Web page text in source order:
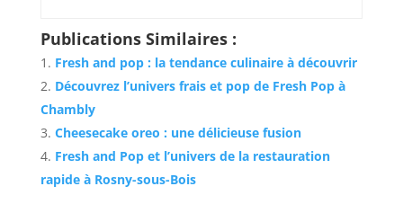
Publications Similaires :
Fresh and pop : la tendance culinaire à découvrir
Découvrez l’univers frais et pop de Fresh Pop à
Chambly
Cheesecake oreo : une délicieuse fusion
Fresh and Pop et l’univers de la restauration
rapide à Rosny-sous-Bois